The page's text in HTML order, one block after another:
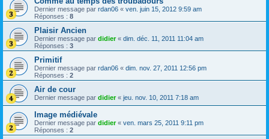
Dernier message par rdan06 « ven. juin 15, 2012 9:59 am
Réponses : 8
Plaisir Ancien
Dernier message par didier« dim. déc. 11, 2011 11:04 am
Réponses : 3
Primitif
Dernier message par rdan06 « dim. nov. 27, 2011 12:56 pm
Réponses : 2
Air de cour
Dernier message par didier« jeu. nov. 10, 2011 7:18 am
Image médiévale
Dernier message par didier« ven. mars 25, 2011 9:11 pm
Réponses : 2